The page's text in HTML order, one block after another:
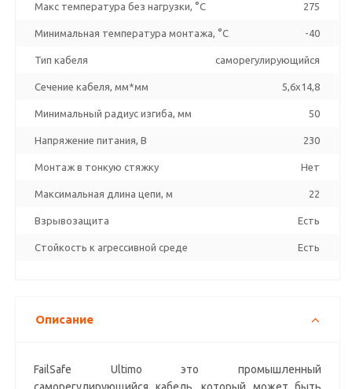
Макс температура без нагрузки, °C 275
Минимальная температура монтажа, °C -40
Тип кабеля саморегулирующийся
Сечение кабеля, мм*мм 5,6x14,8
Минимальный радиус изгиба, мм 50
Напряжение питания, В 230
Монтаж в тонкую стяжку Нет
Максимальная длина цепи, м 22
Взрывозащита Есть
Стойкость к агрессивной среде Есть
Описание
FailSafe Ultimo это промышленный